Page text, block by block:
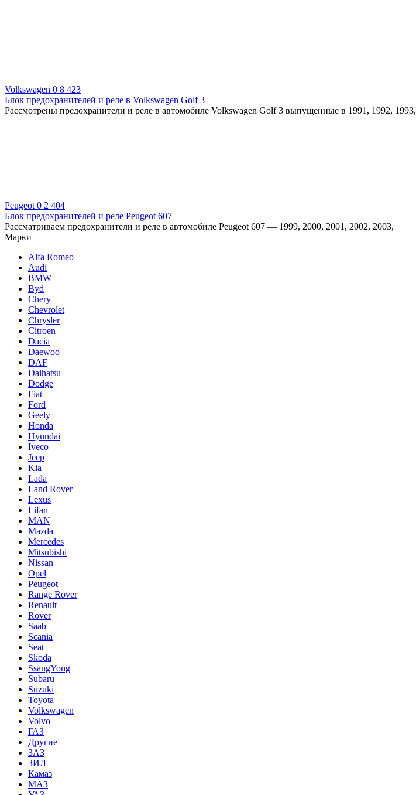
Volkswagen 0 8 423
Блок предохранителей и реле в Volkswagen Golf 3
Рассмотрены предохранители и реле в автомобиле Volkswagen Golf 3 выпущенные в 1991, 1992, 1993,
Peugeot 0 2 404
Блок предохранителей и реле Peugeot 607
Рассматриваем предохранители и реле в автомобиле Peugeot 607 — 1999, 2000, 2001, 2002, 2003,
Марки
Alfa Romeo
Audi
BMW
Byd
Chery
Chevrolet
Chrysler
Citroen
Dacia
Daewoo
DAF
Daihatsu
Dodge
Fiat
Ford
Geely
Honda
Hyundai
Iveco
Jeep
Kia
Lada
Land Rover
Lexus
Lifan
MAN
Mazda
Mercedes
Mitsubishi
Nissan
Opel
Peugeot
Range Rover
Renault
Rover
Saab
Scania
Seat
Skoda
SsangYong
Subaru
Suzuki
Toyota
Volkswagen
Volvo
ГАЗ
Другие
ЗАЗ
ЗИЛ
Камаз
МАЗ